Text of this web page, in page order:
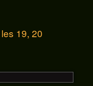
19, 20